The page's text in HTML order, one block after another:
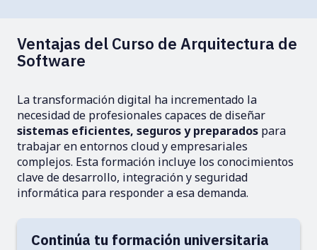
Ventajas del Curso de Arquitectura de
Software
La transformación digital ha incrementado la
necesidad de profesionales capaces de diseñar
sistemas eficientes, seguros y preparados para
trabajar en entornos cloud y empresariales
complejos. Esta formación incluye los conocimientos
clave de desarrollo, integración y seguridad
informática para responder a esa demanda.
Continúa tu formación universitaria